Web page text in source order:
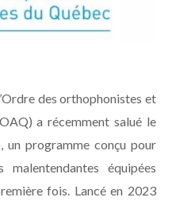
des orthophonistes et
a récemment salué le
un programme conçu pour
malentendantes équipées
fois. Lancé en 2023